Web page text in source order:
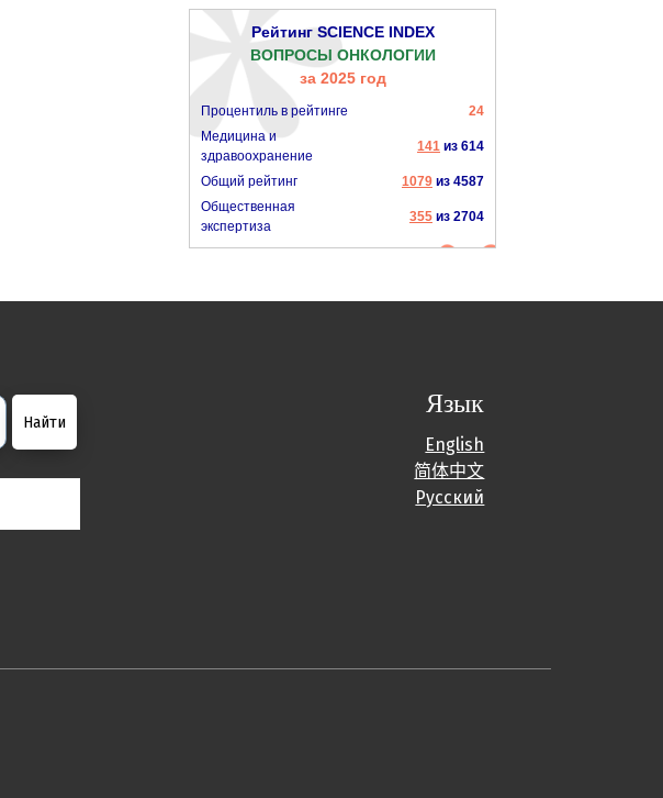
Рейтинг SCIENCE INDEX
ВОПРОСЫ ОНКОЛОГИИ
за 2025 год
Процентиль в рейтинге
24
Медицина и
здравоохранение
141из 614
Общий рейтинг 1079из 4587
Общественная
экспертиза
355из 2704
Язык
English
简体中文
Русский